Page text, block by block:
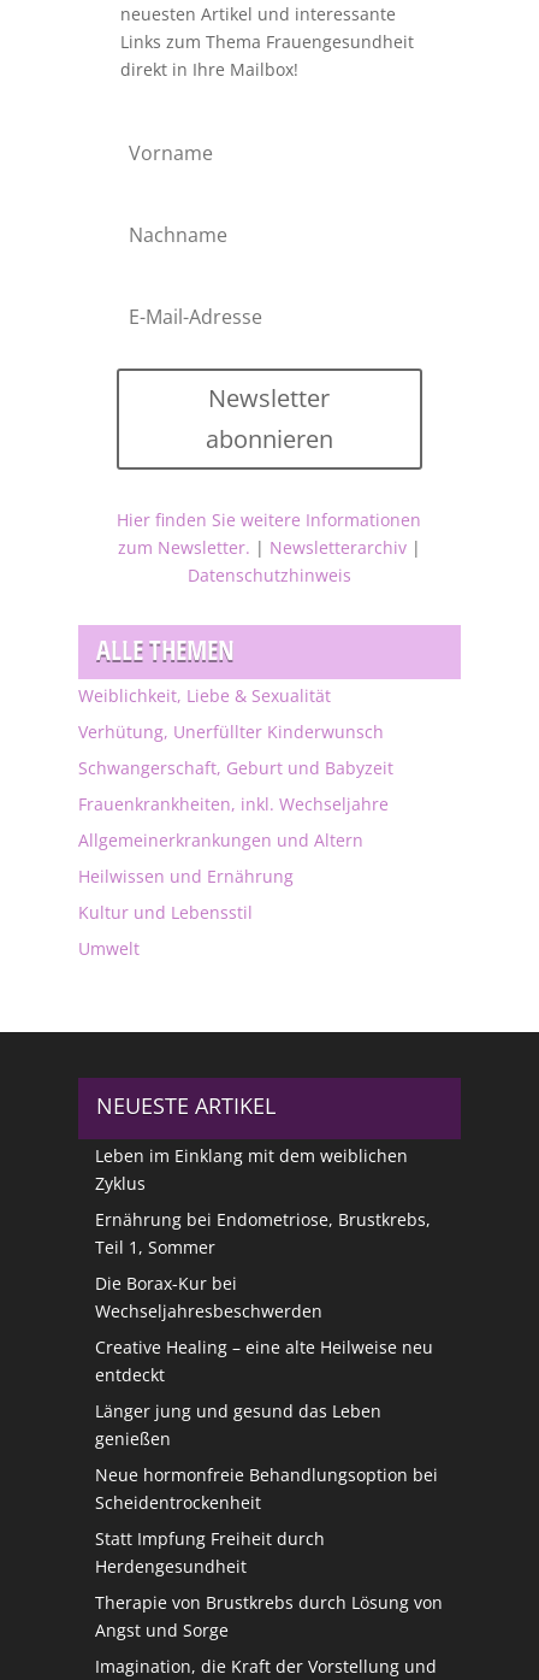
neuesten Artikel und interessante
Links zum Thema Frauengesundheit
direkt in Ihre Mailbox!
Newsletter
abonnieren
Hier finden Sie weitere Informationen
zum Newsletter. | Newsletterarchiv|
Datenschutzhinweis
ALLE THEMEN
Weiblichkeit, Liebe & Sexualität
Verhütung, Unerfüllter Kinderwunsch
Schwangerschaft, Geburt und Babyzeit
Frauenkrankheiten, inkl. Wechseljahre
Allgemeinerkrankungen und Altern
Heilwissen und Ernährung
Kultur und Lebensstil
Umwelt
NEUESTE ARTIKEL
Leben im Einklang mit dem weiblichen
Zyklus
Ernährung bei Endometriose, Brustkrebs,
Teil 1, Sommer
Die Borax-Kur bei
Wechseljahresbeschwerden
Creative Healing – eine alte Heilweise neu
entdeckt
Länger jung und gesund das Leben
genießen
Neue hormonfreie Behandlungsoption bei
Scheidentrockenheit
Statt Impfung Freiheit durch
Herdengesundheit
Therapie von Brustkrebs durch Lösung von
Angst und Sorge
Imagination, die Kraft der Vorstellung und